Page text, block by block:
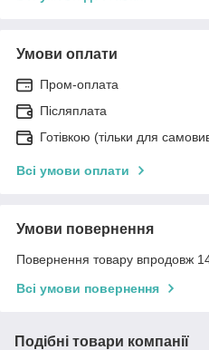
Умови оплати
Пром-оплата
Післяплата
Готівкою (тільки для
Всі умови оплати
Умови повернення
Повернення товару впродовж
Всі умови повернення
Подібні товари компанії